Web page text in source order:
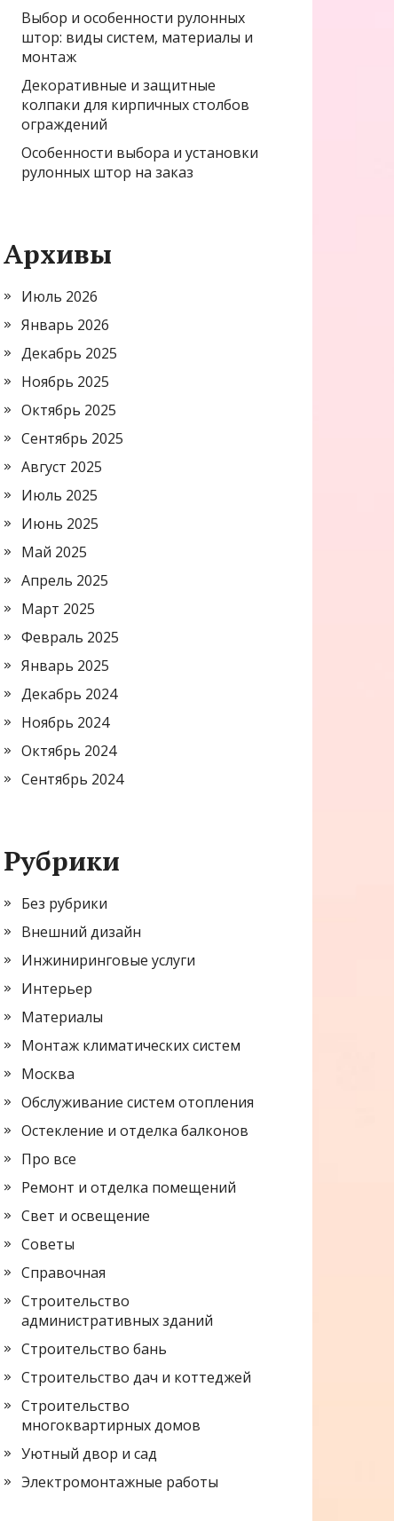
Выбор и особенности рулонных
штор: виды систем, материалы и
монтаж
Декоративные и защитные
колпаки для кирпичных столбов
ограждений
Особенности выбора и установки
рулонных штор на заказ
Архивы
Июль 2026
Январь 2026
Декабрь 2025
Ноябрь 2025
Октябрь 2025
Сентябрь 2025
Август 2025
Июль 2025
Июнь 2025
Май 2025
Апрель 2025
Март 2025
Февраль 2025
Январь 2025
Декабрь 2024
Ноябрь 2024
Октябрь 2024
Сентябрь 2024
Рубрики
Без рубрики
Внешний дизайн
Инжиниринговые услуги
Интерьер
Материалы
Монтаж климатических систем
Москва
Обслуживание систем отопления
Остекление и отделка балконов
Про все
Ремонт и отделка помещений
Свет и освещение
Советы
Справочная
Строительство
административных зданий
Строительство бань
Строительство дач и коттеджей
Строительство
многоквартирных домов
Уютный двор и сад
Электромонтажные работы